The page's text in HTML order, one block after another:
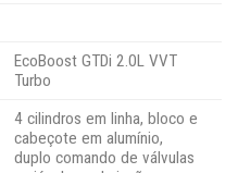
EcoBoost GTDi 2.0L VVT
Turbo
4 cilindros em linha, bloco e
cabeçote em alumínio,
duplo comando de válvulas